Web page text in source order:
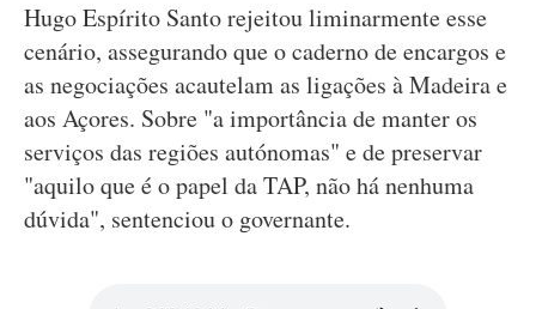
Hugo Espírito Santo rejeitou liminarmente esse
cenário, assegurando que o caderno de encargos e
as negociações acautelam as ligações à Madeira e
aos Açores. Sobre "a importância de manter os
serviços das regiões autónomas" e de preservar
"aquilo que é o papel da TAP, não há nenhuma
dúvida", sentenciou o governante.